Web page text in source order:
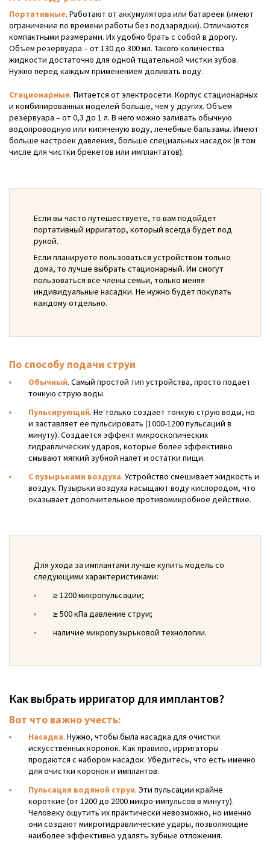
Портативные. Работают от аккумулятора или батареек (имеют
ограничение по времени работы без подзарядки). Отличаются
компактными размерами. Их удобно брать с собой в дорогу.
Объем резервуара – от 130 до 300 мл. Такого количества
жидкости достаточно для одной тщательной чистки зубов.
Нужно перед каждым применением доливать воду.
Стационарные. Питается от электросети. Корпус стационарных
и комбинированных моделей больше, чем у других. Объем
резервуара – от 0,3 до 1 л. В него можно заливать обычную
водопроводную или кипяченую воду, лечебные бальзамы. Имеют
больше настроек давления, больше специальных насадок (в том
числе для чистки брекетов или имплантатов).
Если вы часто путешествуете, то вам подойдет
портативный ирригатор, который всегда будет под
рукой.
Если планируете пользоваться устройством только
дома, то лучше выбрать стационарный. Им смогут
пользоваться все члены семьи, только меняя
индивидуальные насадки. Не нужно будет покупать
каждому отдельно.
По способу подачи струи
Обычный. Самый простой тип устройства, просто подает
тонкую струю воды.
Пульсирующий. Не только создает тонкую струю воды, но
и заставляет ее пульсировать (1000-1200 пульсаций в
минуту). Создается эффект микроскопических
гидравлических ударов, которые более эффективно
смывают мягкий зубной налет и остатки пищи.
С пузырьками воздуха. Устройство смешивает жидкость и
воздух. Пузырьки воздуха насыщают воду кислородом, что
оказывает дополнительное противомикробное действие.
Для ухода за имплантами лучше купить модель со
следующими характеристиками:
≥ 1200 микропульсации;
≥ 500 кПа давление струи;
наличие микропузырьковой технологии.
Как выбрать ирригатор для имплантов?
Вот что важно учесть:
Насадка. Нужно, чтобы была насадка для очистки
искусственных коронок. Как правило, ирригаторы
продаются с набором насадок. Убедитесь, что есть именно
для очистки коронок и имплантов.
Пульсация водяной струи. Эти пульсации крайне
короткие (от 1200 до 2000 микро-импульсов в минуту).
Человеку ощутить их практически невозможно, но именно
они создают микрогидравлические удары, позволяющие
наиболее эффективно удалять зубные отложения.